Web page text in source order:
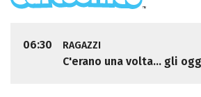
06:30 RAGAZZI
C'erano una volta... gli